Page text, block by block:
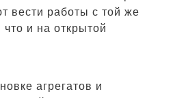
вести работы с той же
и на открытой
агрегатов и